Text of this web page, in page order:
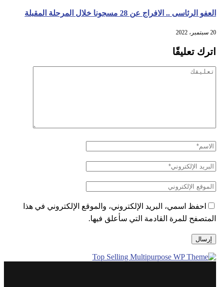
العفو الرئاسى .. الافراج عن 28 مسجونا خلال المرحلة المقبلة
20 سبتمبر، 2022
اترك تعليقًا
احفظ اسمي، البريد الإلكتروني، والموقع الإلكتروني في هذا
المتصفح للمرة القادمة التي سأعلق فيها.